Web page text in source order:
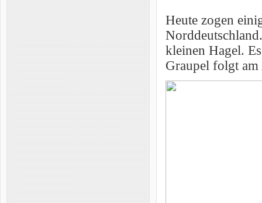
Heute zogen
kleinen Hagel.
Graupel folgt